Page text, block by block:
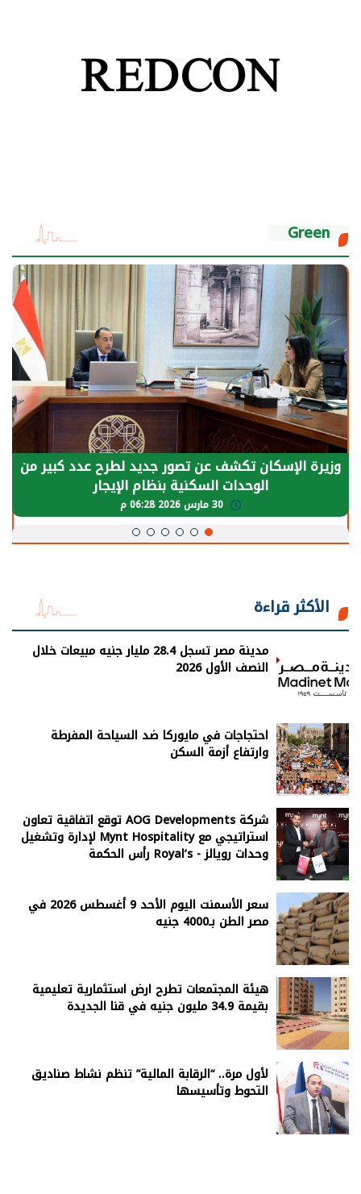
Green
الرئيس السيسي: توقف الأنشطة في قطاع الطاقة
يحتاج إلى سنوات لعودة معدلات الإنتاج الطبيعية
الأكثر قراءة
مدينة مصر تسجل 28.4 مليار جنيه مبيعات خلال
النصف الأول 2026
احتجاجات في مايوركا ضد السياحة المفرطة
وارتفاع أزمة السكن
شركة AOG Developments توقع اتفاقية تعاون
استراتيجي مع Mynt Hospitality لإدارة وتشغيل
وحدات رويالز - Royal’s رأس الحكمة
سعر الأسمنت اليوم الأحد 9 أغسطس 2026 في
مصر الطن بـ4000 جنيه
هيئة المجتمعات تطرح ارض استثمارية تعليمية
بقيمة 34.9 مليون جنيه في قنا الجديدة
لأول مرة.. “الرقابة المالية” تنظم نشاط صناديق
التحوط وتأسيسها